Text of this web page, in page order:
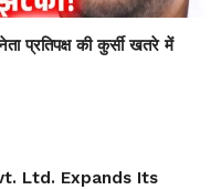
प्रतिपक्ष की कुर्सी खतरे में
Ltd. Expands Its